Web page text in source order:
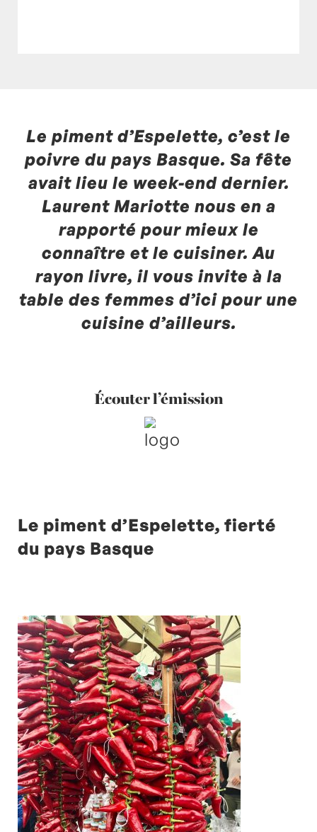
Posté à 09:30hin- Actualités -,- Radio -by
Laurent Mariotte
0 Commentaires
Le piment d’Espelette, c’est le
poivre du pays Basque. Sa fête
avait lieu le week-end dernier.
Laurent Mariotte nous en a
rapporté pour mieux le
connaître et le cuisiner. Au
rayon livre, il vous invite à la
table des femmes d’ici pour une
cuisine d’ailleurs.
Écouter l’émission
Le piment d’Espelette, fierté
du pays Basque